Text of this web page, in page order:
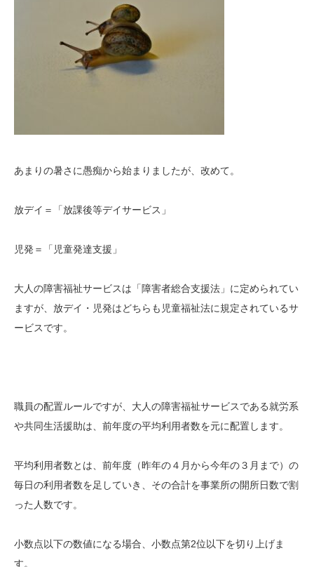
あまりの暑さに愚痴から始まりましたが、改めて。
放デイ＝「放課後等デイサービス」
児発＝「児童発達支援」
大人の障害福祉サービスは「障害者総合支援法」に定められてい
ますが、放デイ・児発はどちらも児童福祉法に規定されているサ
ービスです。
職員の配置ルールですが、大人の障害福祉サービスである就労系
や共同生活援助は、前年度の平均利用者数を元に配置します。
平均利用者数とは、前年度（昨年の４月から今年の３月まで）の
毎日の利用者数を足していき、その合計を事業所の開所日数で割
った人数です。
小数点以下の数値になる場合、小数点第2位以下を切り上げま
す。